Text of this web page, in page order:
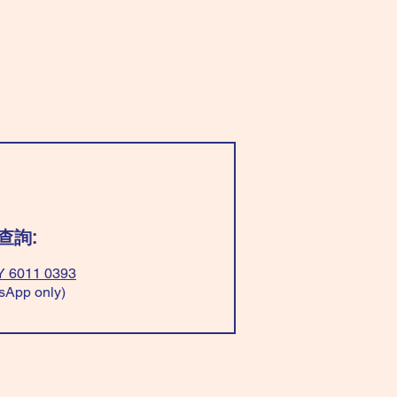
詢:
6011 0393
only)